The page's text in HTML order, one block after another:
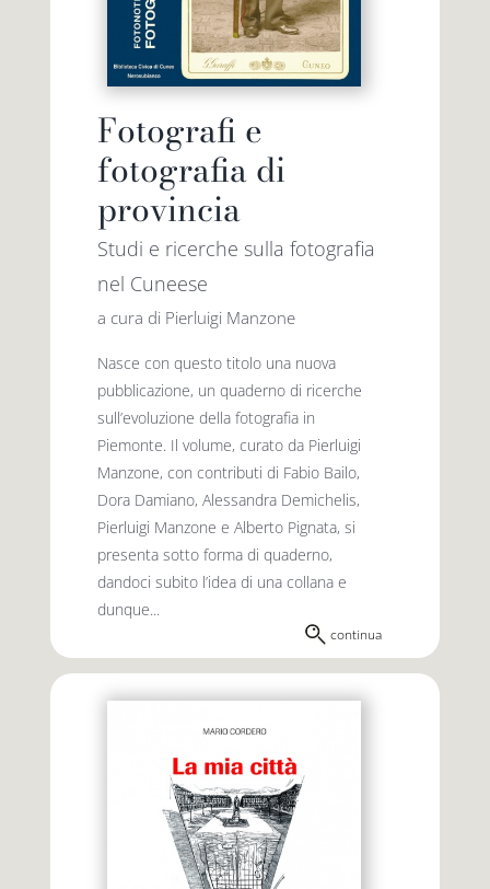
Fotografi e
fotografia di
provincia
Studi e ricerche sulla fotografia
nel Cuneese
a cura di Pierluigi Manzone
Nasce con questo titolo una nuova
pubblicazione, un quaderno di ricerche
sull’evoluzione della fotografia in
Piemonte. Il volume, curato da Pierluigi
Manzone, con contributi di Fabio Bailo,
Dora Damiano, Alessandra Demichelis,
Pierluigi Manzone e Alberto Pignata, si
presenta sotto forma di quaderno,
dandoci subito l’idea di una collana e
dunque...
continua